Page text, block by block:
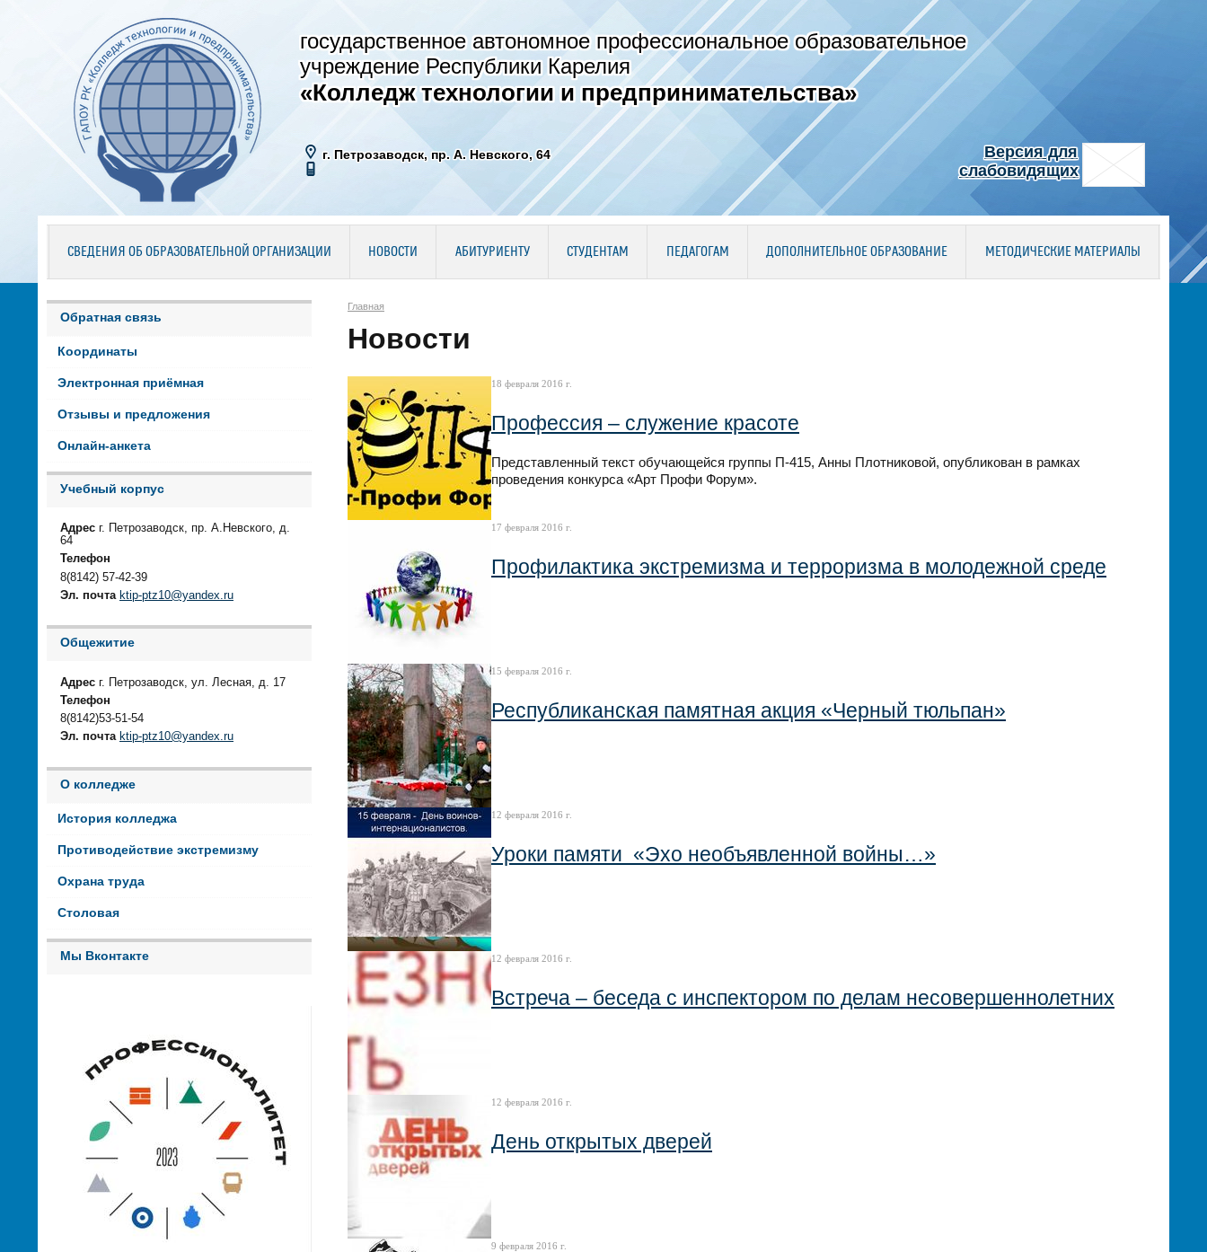
государственное автономное профессиональное образовательное
учреждение Республики Карелия
«Колледж технологии и предпринимательства»
г. Петрозаводск, пр. А. Невского, 64
Версия для
слабовидящих
СВЕДЕНИЯ ОБ ОБРАЗОВАТЕЛЬНОЙ ОРГАНИЗАЦИИ НОВОСТИ АБИТУРИЕНТУ СТУДЕНТАМ ПЕДАГОГАМ ДОПОЛНИТЕЛЬНОЕ ОБРАЗОВАНИЕ МЕТОДИЧЕСКИЕ МАТЕРИАЛЫ
Обратная связь
Координаты
Электронная приёмная
Отзывы и предложения
Онлайн-анкета
Учебный корпус
Адрес г. Петрозаводск, пр. А.Невского, д.
64
Телефон
8(8142) 57-42-39
Эл. почта ktip-ptz10@yandex.ru
Общежитие
Адрес г. Петрозаводск, ул. Лесная, д. 17
Телефон
8(8142)53-51-54
Эл. почта ktip-ptz10@yandex.ru
О колледже
История колледжа
Противодействие экстремизму
Охрана труда
Столовая
Мы Вконтакте
Главная
Новости
18 февраля 2016 г.
Профессия – служение красоте
Представленный текст обучающейся группы П-415, Анны Плотниковой, опубликован в рамках
проведения конкурса «Арт Профи Форум».
17 февраля 2016 г.
Профилактика экстремизма и терроризма в молодежной среде
15 февраля 2016 г.
Республиканская памятная акция «Черный тюльпан»
12 февраля 2016 г.
Уроки памяти «Эхо необъявленной войны…»
12 февраля 2016 г.
Встреча – беседа с инспектором по делам несовершеннолетних
12 февраля 2016 г.
День открытых дверей
9 февраля 2016 г.